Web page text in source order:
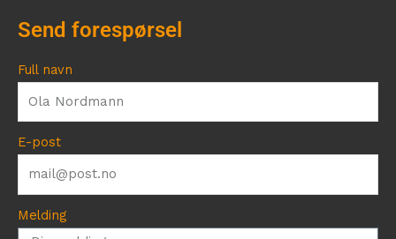
Send forespørsel
Full navn
E-post
Melding